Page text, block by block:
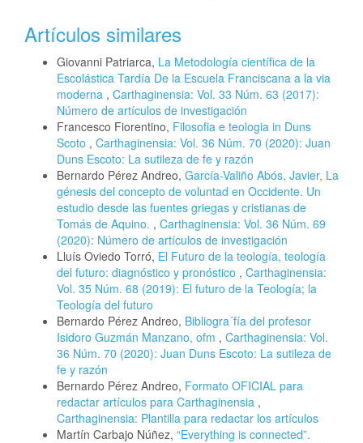
Artículos similares
Giovanni Patriarca, La Metodología científica de la
Escolástica Tardía De la Escuela Franciscana a la via
moderna , Carthaginensia: Vol. 33 Núm. 63 (2017):
Número de artículos de investigación
Francesco Fiorentino, Filosofia e teologia in Duns
Scoto , Carthaginensia: Vol. 36 Núm. 70 (2020): Juan
Duns Escoto: La sutileza de fe y razón
Bernardo Pérez Andreo, García-Valiño Abós, Javier, La
génesis del concepto de voluntad en Occidente. Un
estudio desde las fuentes griegas y cristianas de
Tomás de Aquino. , Carthaginensia: Vol. 36 Núm. 69
(2020): Número de artículos de investigación
Lluís Oviedo Torró, El Futuro de la teología, teología
del futuro: diagnóstico y pronóstico , Carthaginensia:
Vol. 35 Núm. 68 (2019): El futuro de la Teología; la
Teología del futuro
Bernardo Pérez Andreo, Bibliogra´fía del profesor
Isidoro Guzmán Manzano, ofm , Carthaginensia: Vol.
36 Núm. 70 (2020): Juan Duns Escoto: La sutileza de
fe y razón
Bernardo Pérez Andreo, Formato OFICIAL para
redactar artículos para Carthaginensia ,
Carthaginensia: Plantilla para redactar los artículos
Martín Carbajo Núñez, “Everything is connected”.